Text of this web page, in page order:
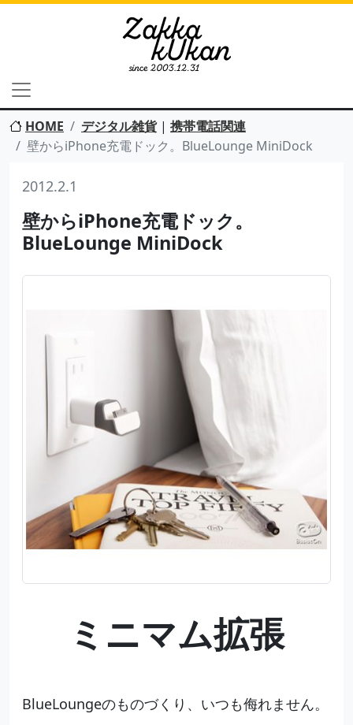
HOME デジタル雑貨| 携帯電話関連
壁からiPhone充電ドック。BlueLounge MiniDock
2012.2.1
壁からiPhone充電ドック。
BlueLounge MiniDock
ミニマム拡張
BlueLoungeのものづくり、いつも侮れません。